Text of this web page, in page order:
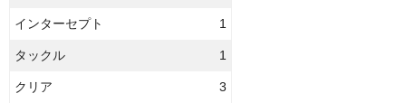
インターセプト 1
タックル 1
クリア 3